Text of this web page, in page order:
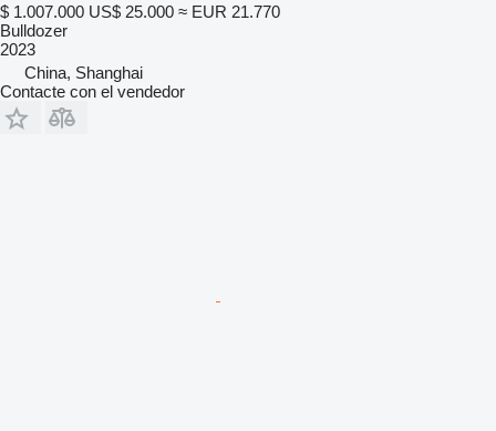
$ 1.007.000 US$ 25.000 ≈ EUR 21.770
Bulldozer
2023
China, Shanghai
Contacte con el vendedor